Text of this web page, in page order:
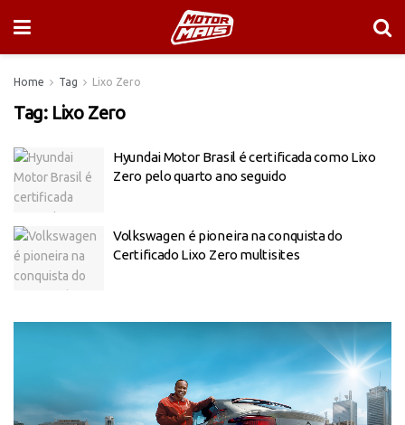
Home Tag Lixo Zero
Tag: Lixo Zero
Hyundai Motor Brasil é certificada como Lixo
Zero pelo quarto ano seguido
Volkswagen é pioneira na conquista do
Certificado Lixo Zero multisites